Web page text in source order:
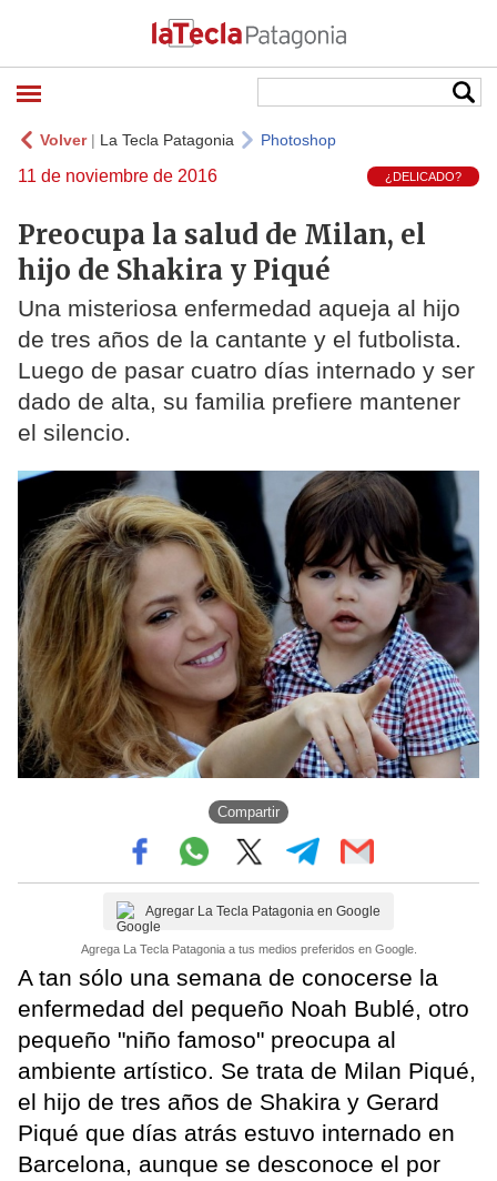
Volver| La Tecla Patagonia Photoshop
11 de noviembre de 2016 ¿DELICADO?
Preocupa la salud de Milan, el
hijo de Shakira y Piqué
Una misteriosa enfermedad aqueja al hijo
de tres años de la cantante y el futbolista.
Luego de pasar cuatro días internado y ser
dado de alta, su familia prefiere mantener
el silencio.
Compartir
Agregar La Tecla Patagonia en Google
Agrega La Tecla Patagonia a tus medios preferidos en Google.
A tan sólo una semana de conocerse la
enfermedad del pequeño Noah Bublé, otro
pequeño "niño famoso" preocupa al
ambiente artístico. Se trata de Milan Piqué,
el hijo de tres años de Shakira y Gerard
Piqué que días atrás estuvo internado en
Barcelona, aunque se desconoce el por